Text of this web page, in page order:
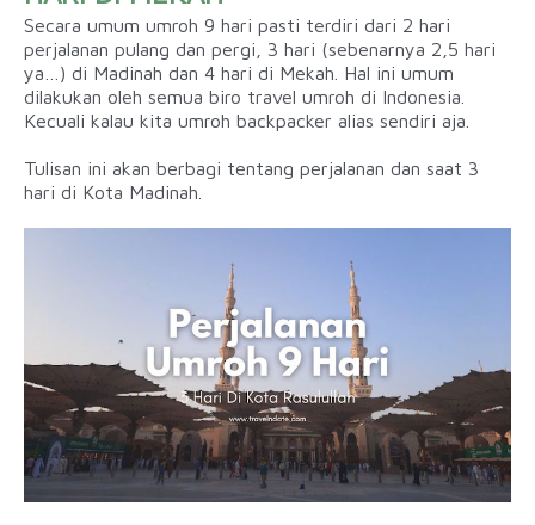
Secara umum umroh 9 hari pasti terdiri dari 2 hari
perjalanan pulang dan pergi, 3 hari (sebenarnya 2,5 hari
ya…) di Madinah dan 4 hari di Mekah. Hal ini umum
dilakukan oleh semua biro travel umroh di Indonesia.
Kecuali kalau kita umroh backpacker alias sendiri aja.
Tulisan ini akan berbagi tentang perjalanan dan saat 3
hari di Kota Madinah.